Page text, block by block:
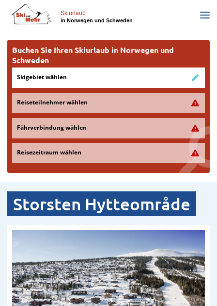
zum
Inhalt
Skiurlaub
in Norwegen und Schweden
Buchen Sie Ihren Skiurlaub in Norwegen und
Schweden
Skigebiet wählen
Reiseteilnehmer wählen
Fährverbindung wählen
Reisezeitraum wählen
Storsten Hytteområde